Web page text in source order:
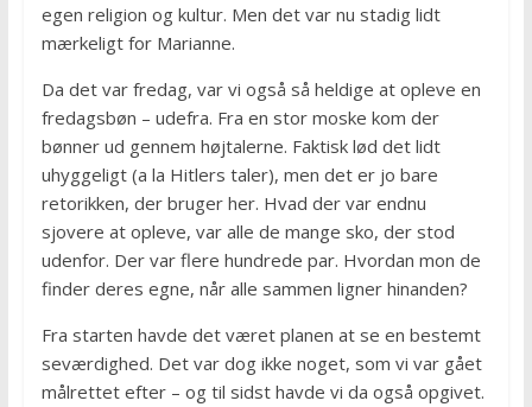
egen religion og kultur. Men det var nu stadig lidt
mærkeligt for Marianne.
Da det var fredag, var vi også så heldige at opleve en
fredagsbøn – udefra. Fra en stor moske kom der
bønner ud gennem højtalerne. Faktisk lød det lidt
uhyggeligt (a la Hitlers taler), men det er jo bare
retorikken, der bruger her. Hvad der var endnu
sjovere at opleve, var alle de mange sko, der stod
udenfor. Der var flere hundrede par. Hvordan mon de
finder deres egne, når alle sammen ligner hinanden?
Fra starten havde det været planen at se en bestemt
seværdighed. Det var dog ikke noget, som vi var gået
målrettet efter – og til sidst havde vi da også opgivet.